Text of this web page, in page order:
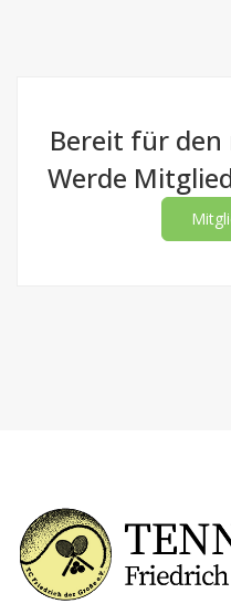
Bereit für
Werde